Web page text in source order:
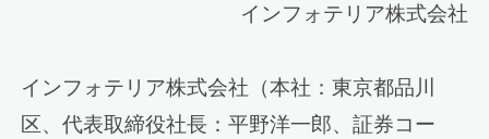
インフォテリア株式会社
インフォテリア株式会社（本社：東京都品川
区、代表取締役社長：平野洋一郎、証券コー